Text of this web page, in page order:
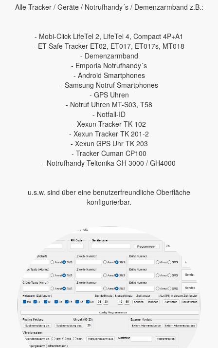
Alle Tracker / Geräte / Notrufhandy´s / Demenzarmband z.B.:
- Mobi-Click LifeTel 2, LifeTel 4, Compact 4P+A1
- ET-Safe Tracker ET02, ET017, ET017s, MT018
- Demenzarmband
- Emporia Notrufhandy´s
- Android Smartphones
- Samsung Notruf Smartphones
- GPS Uhren
- Notruf Uhren MT-S03, T58
- Notfall-ID
- Xexun Tracker TK 102
- Xexun Tracker TK 201-2
- Xexun GPS Uhr TK 203
- Tracker Cuman CP100
- Notrufhandy Teltonika GH 3000 / GH4000
u.s.w. sind über eine benutzerfreundliche Oberfläche
konfigurierbar.